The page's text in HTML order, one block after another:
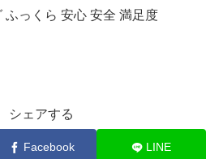
ふっくら 安心 安全 満足度
シェアする
Facebook LINE